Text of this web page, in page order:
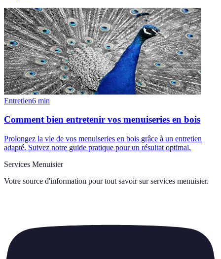
Entretien6 min
Comment bien entretenir vos menuiseries en bois
Prolongez la vie de vos menuiseries en bois grâce à un entretien
adapté. Suivez notre guide pratique pour un résultat optimal.
Services Menuisier
Votre source d'information pour tout savoir sur services menuisier.